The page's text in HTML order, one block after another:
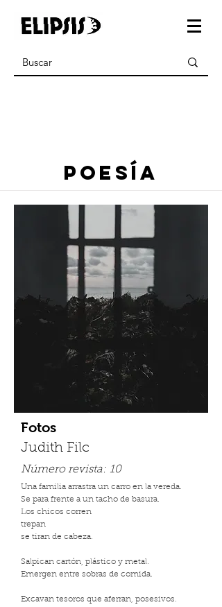
poesía
Fotos
Judith Filc
Número revista: 10
Una familia arrastra un carro en la vereda.
Se para frente a un tacho de basura.
Los chicos corren
trepan
se tiran de cabeza.
Salpican cartón, plástico y metal.
Emergen entre sobras de comida.
Excavan tesoros que aferran, posesivos.